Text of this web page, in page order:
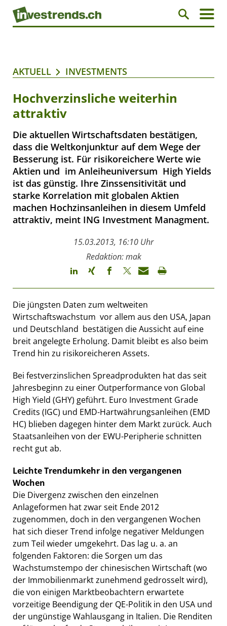
AKTUELL INVESTMENTS
Hochverzinsliche weiterhin
attraktiv
Die aktuellen Wirtschaftsdaten bestätigen,
dass die Weltkonjunktur auf dem Wege der
Besserung ist. Für risikoreichere Werte wie
Aktien und  im Anleiheuniversum  High Yields
ist das günstig. Ihre Zinssensitivität und
starke Korrelation mit globalen Aktien
machen Hochzinsanleihen in diesem Umfeld
attraktiv, meint ING Investment Managment.
15.03.2013, 16:10 Uhr
Redaktion: mak
Die jüngsten Daten zum weltweiten
Wirtschaftswachstum  vor allem aus den USA, Japan
und Deutschland  bestätigen die Aussicht auf eine
breit angelegte Erholung. Damit bleibt es also beim
Trend hin zu risikoreicheren Assets.
Bei festverzinslichen Spreadprodukten hat das seit
Jahresbeginn zu einer Outperformance von Global
High Yield (GHY) geführt. Euro Investment Grade
Credits (IGC) und EMD-Hartwährungsanleihen (EMD
HC) blieben dagegen hinter dem Markt zurück. Auch
Staatsanleihen von der EWU-Peripherie schnitten
recht gut ab.
Leichte Trendumkehr in den vergangenen
Wochen
Die Divergenz zwischen den einzelnen
Anlageformen hat zwar seit Ende 2012
zugenommen, doch in den vergangenen Wochen
hat sich dieser Trend infolge negativer Meldungen
zum Teil wieder umgekehrt. Das lag u. a. an
folgenden Faktoren: die Sorgen um das
Wachstumstempo der chinesischen Wirtschaft (wo
der Immobilienmarkt zunehmend gedrosselt wird),
die von einigen Marktbeobachtern erwartete
vorzeitige Beendigung der QE-Politik in den USA und
der ungünstige Wahlausgang in Italien. Die Renditen